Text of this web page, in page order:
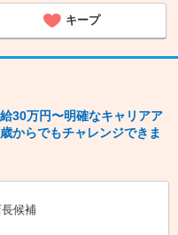
キープ
30万円〜明確なキャリアア
からでもチャレンジできま
候補